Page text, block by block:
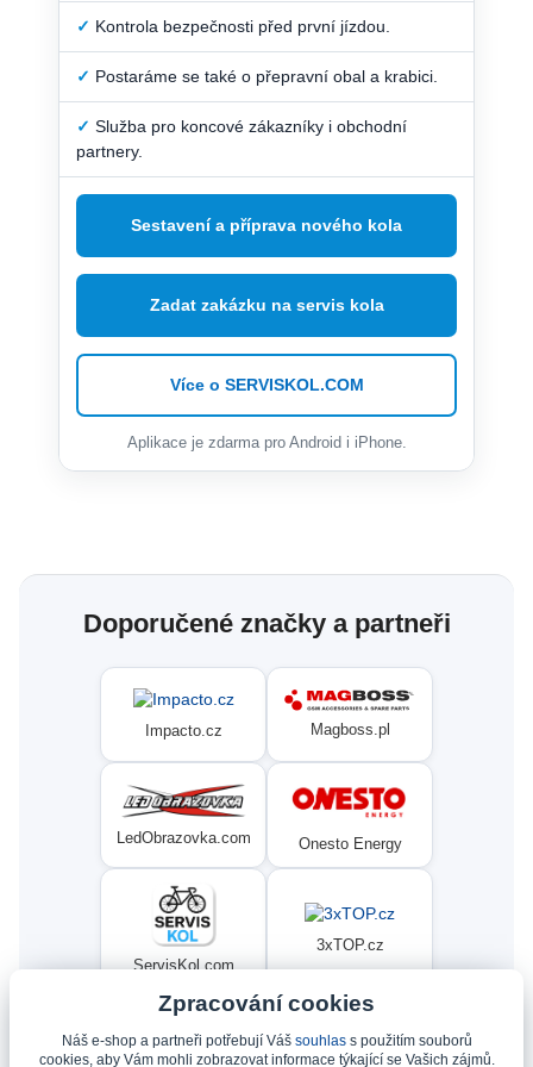
✓ Kontrola bezpečnosti před první jízdou.
✓ Postaráme se také o přepravní obal a krabici.
✓ Služba pro koncové zákazníky i obchodní
partnery.
Sestavení a příprava nového kola
Zadat zakázku na servis kola
Více o SERVISKOL.COM
Aplikace je zdarma pro Android i iPhone.
Doporučené značky a partneři
Impacto.cz Magboss.pl
LedObrazovka.com Onesto Energy
ServisKol.com
3xTOP.cz
Condat Ninex.cz
Zpracování cookies
Náš e-shop a partneři potřebují Váš souhlass použitím souborů
cookies, aby Vám mohli zobrazovat informace týkající se Vašich zájmů.